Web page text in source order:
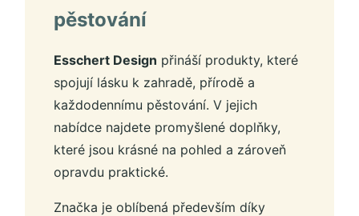
pěstování
Esschert Design přináší produkty, které
spojují lásku k zahradě, přírodě a
každodennímu pěstování. V jejich
nabídce najdete promyšlené doplňky,
které jsou krásné na pohled a zároveň
opravdu praktické.
Značka je oblíbená především díky